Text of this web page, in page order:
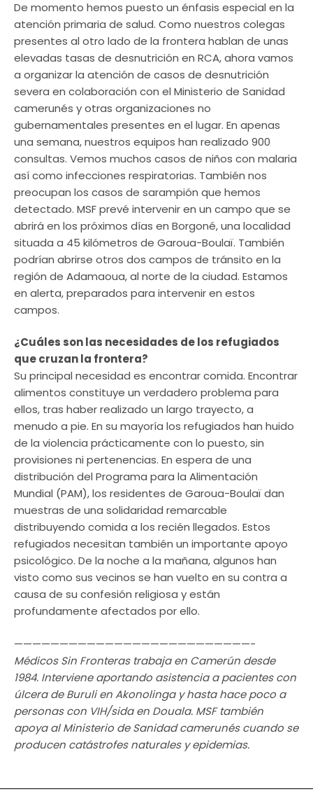
De momento hemos puesto un énfasis especial en la
atención primaria de salud. Como nuestros colegas
presentes al otro lado de la frontera hablan de unas
elevadas tasas de desnutrición en RCA, ahora vamos
a organizar la atención de casos de desnutrición
severa en colaboración con el Ministerio de Sanidad
camerunés y otras organizaciones no
gubernamentales presentes en el lugar. En apenas
una semana, nuestros equipos han realizado 900
consultas. Vemos muchos casos de niños con malaria
así como infecciones respiratorias. También nos
preocupan los casos de sarampión que hemos
detectado. MSF prevé intervenir en un campo que se
abrirá en los próximos días en Borgoné, una localidad
situada a 45 kilómetros de Garoua-Boulaï. También
podrían abrirse otros dos campos de tránsito en la
región de Adamaoua, al norte de la ciudad. Estamos
en alerta, preparados para intervenir en estos
campos.
¿Cuáles son las necesidades de los refugiados
que cruzan la frontera?
Su principal necesidad es encontrar comida. Encontrar
alimentos constituye un verdadero problema para
ellos, tras haber realizado un largo trayecto, a
menudo a pie. En su mayoría los refugiados han huido
de la violencia prácticamente con lo puesto, sin
provisiones ni pertenencias. En espera de una
distribución del Programa para la Alimentación
Mundial (PAM), los residentes de Garoua-Boulaï dan
muestras de una solidaridad remarcable
distribuyendo comida a los recién llegados. Estos
refugiados necesitan también un importante apoyo
psicológico. De la noche a la mañana, algunos han
visto como sus vecinos se han vuelto en su contra a
causa de su confesión religiosa y están
profundamente afectados por ello.
——————————————————————————-
Médicos Sin Fronteras trabaja en Camerún desde
1984. Interviene aportando asistencia a pacientes con
úlcera de Buruli en Akonolinga y hasta hace poco a
personas con VIH/sida en Douala. MSF también
apoya al Ministerio de Sanidad camerunés cuando se
producen catástrofes naturales y epidemias.